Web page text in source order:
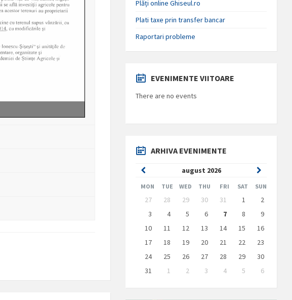
Plăți online Ghiseul.ro
Plati taxe prin transfer bancar
Raportari probleme
EVENIMENTE VIITOARE
There are no events
ARHIVA EVENIMENTE
august 2026
Previous
Month
Next
Month
MON TUE WED THU FRI SAT SUN
Skip
calendar
days
27 28 29 30 31 1
2
3
4 5 6 7 8
9
10
11 12 13 14 15
16
17
18 19 20 21 22
23
24
25 26 27 28 29
30
31
1 2 3 4 5
6
to